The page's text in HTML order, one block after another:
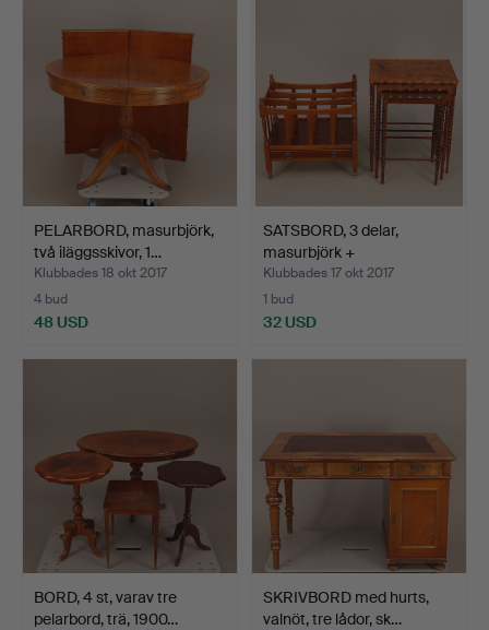
PELARBORD, masurbjörk,
två iläggsskivor, 1…
Klubbades 18 okt 2017
4 bud
48 USD
SATSBORD, 3 delar,
masurbjörk +
TIDNINGSST…
Klubbades 17 okt 2017
1 bud
32 USD
BORD, 4 st, varav tre
pelarbord, trä, 1900…
SKRIVBORD med hurts,
valnöt, tre lådor, sk…